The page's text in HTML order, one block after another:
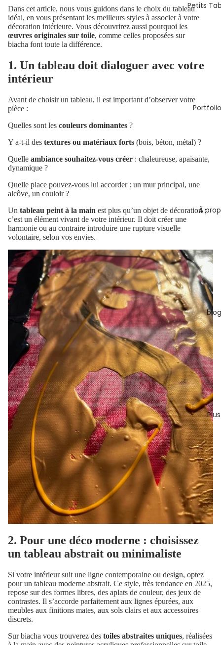
Petits
À
blog
Plus
Dans cet article, nous vous guidons dans le choix du tableau
idéal, en vous présentant les meilleurs styles à associer à votre
décoration intérieure. Vous découvrirez aussi pourquoi les
œuvres originales sur toile, comme celles proposées sur
biacha font toute la différence.
1. Un tableau doit dialoguer avec votre
intérieur
Avant de choisir un tableau, il est important d’observer votre
pièce :
Quelles sont les couleurs dominantes ?
Y a-t-il des textures ou matériaux forts (bois, béton, métal) ?
Quelle ambiance souhaitez-vous créer : chaleureuse, apaisante,
dynamique ?
Quelle place pouvez-vous lui accorder : un mur principal, une
alcôve, un couloir ?
Un tableau peint à la main est plus qu’un objet de décoration :
c’est un élément vivant de votre intérieur. Il doit créer une
harmonie ou au contraire introduire une rupture visuelle
volontaire, selon vos envies.
2. Pour une déco moderne : choisissez
un tableau abstrait ou minimaliste
Si votre intérieur suit une ligne contemporaine ou design, optez
pour un tableau moderne abstrait. Ce style, très tendance en 2025,
repose sur des formes libres, des aplats de couleur, des jeux de
contrastes. Il s’accorde parfaitement aux lignes épurées, aux
meubles aux finitions mates, aux sols clairs et aux accessoires
discrets.
Sur biacha vous trouverez des toiles abstraites uniques, réalisées